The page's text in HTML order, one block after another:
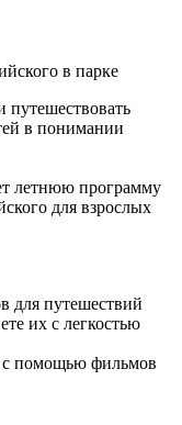
путешествовать
в понимании
летнюю программу
для взрослых
для путешествий
их с легкостью
с помощью фильмов